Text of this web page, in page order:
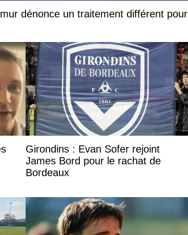
dénonce un traitement différent pour
Girondins : Evan Sofer rejoint
James Bord pour le rachat de
Bordeaux